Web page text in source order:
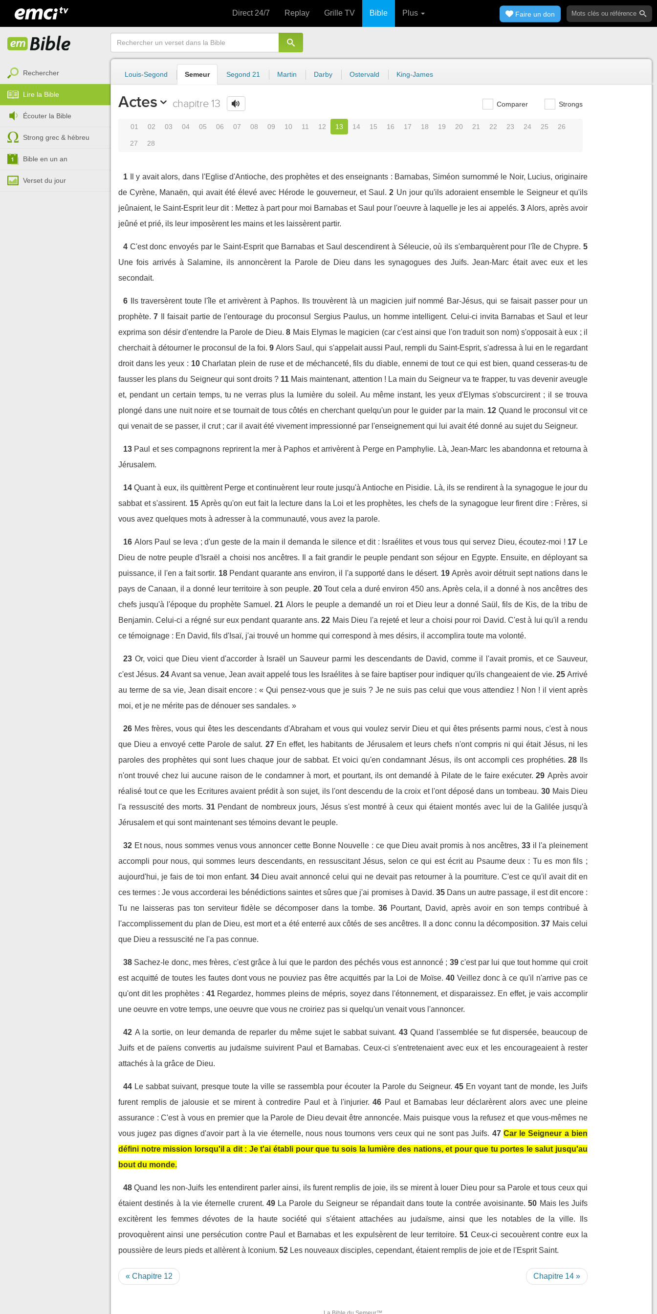
Direct 24/7 Replay Grille TV Bible Plus Faire un don
Rechercher
Lire la Bible
Écouter la Bible
Strong grec & hébreu
Bible en un an
Verset du jour
Louis-Segond Semeur Segond 21 Martin Darby Ostervald King-James
Actes chapitre 13 Comparer Strongs
01 02 03 04 05 06 07 08 09 10 11 12 13 14 15 16 17 18 19 20 21 22 23 24 25 26
27 28
1
Il y avait alors, dans l'Eglise d'Antioche, des prophètes et des enseignants : Barnabas, Siméon surnommé le Noir, Lucius, originaire
de Cyrène, Manaën, qui avait été élevé avec Hérode le gouverneur, et Saul. 2 Un jour qu'ils adoraient ensemble le Seigneur et qu'ils
jeûnaient, le Saint-Esprit leur dit : Mettez à part pour moi Barnabas et Saul pour l'oeuvre à laquelle je les ai appelés. 3 Alors, après avoir
jeûné et prié, ils leur imposèrent les mains et les laissèrent partir.
4 C'est donc envoyés par le Saint-Esprit que Barnabas et Saul descendirent à Séleucie, où ils s'embarquèrent pour l'île de Chypre. 5
Une fois arrivés à Salamine, ils annoncèrent la Parole de Dieu dans les synagogues des Juifs. Jean-Marc était avec eux et les
secondait.
6
Ils traversèrent toute l'île et arrivèrent à Paphos. Ils trouvèrent là un magicien juif nommé Bar-Jésus, qui se faisait passer pour un
prophète. 7
Il faisait partie de l'entourage du proconsul Sergius Paulus, un homme intelligent. Celui-ci invita Barnabas et Saul et leur
exprima son désir d'entendre la Parole de Dieu. 8 Mais Elymas le magicien (car c'est ainsi que l'on traduit son nom) s'opposait à eux ; il
cherchait à détourner le proconsul de la foi. 9 Alors Saul, qui s'appelait aussi Paul, rempli du Saint-Esprit, s'adressa à lui en le regardant
droit dans les yeux : 10 Charlatan plein de ruse et de méchanceté, fils du diable, ennemi de tout ce qui est bien, quand cesseras-tu de
fausser les plans du Seigneur qui sont droits ? 11 Mais maintenant, attention ! La main du Seigneur va te frapper, tu vas devenir aveugle
et, pendant un certain temps, tu ne verras plus la lumière du soleil. Au même instant, les yeux d'Elymas s'obscurcirent ; il se trouva
plongé dans une nuit noire et se tournait de tous côtés en cherchant quelqu'un pour le guider par la main. 12 Quand le proconsul vit ce
qui venait de se passer, il crut ; car il avait été vivement impressionné par l'enseignement qui lui avait été donné au sujet du Seigneur.
13 Paul et ses compagnons reprirent la mer à Paphos et arrivèrent à Perge en Pamphylie. Là, Jean-Marc les abandonna et retourna à
Jérusalem.
14 Quant à eux, ils quittèrent Perge et continuèrent leur route jusqu'à Antioche en Pisidie. Là, ils se rendirent à la synagogue le jour du
sabbat et s'assirent. 15 Après qu'on eut fait la lecture dans la Loi et les prophètes, les chefs de la synagogue leur firent dire : Frères, si
vous avez quelques mots à adresser à la communauté, vous avez la parole.
16 Alors Paul se leva ; d'un geste de la main il demanda le silence et dit : Israélites et vous tous qui servez Dieu, écoutez-moi ! 17 Le
Dieu de notre peuple d'Israël a choisi nos ancêtres. Il a fait grandir le peuple pendant son séjour en Egypte. Ensuite, en déployant sa
puissance, il l'en a fait sortir. 18 Pendant quarante ans environ, il l'a supporté dans le désert. 19 Après avoir détruit sept nations dans le
pays de Canaan, il a donné leur territoire à son peuple. 20 Tout cela a duré environ 450 ans. Après cela, il a donné à nos ancêtres des
chefs jusqu'à l'époque du prophète Samuel. 21 Alors le peuple a demandé un roi et Dieu leur a donné Saül, fils de Kis, de la tribu de
Benjamin. Celui-ci a régné sur eux pendant quarante ans. 22 Mais Dieu l'a rejeté et leur a choisi pour roi David. C'est à lui qu'il a rendu
ce témoignage : En David, fils d'Isaï, j'ai trouvé un homme qui correspond à mes désirs, il accomplira toute ma volonté.
23 Or, voici que Dieu vient d'accorder à Israël un Sauveur parmi les descendants de David, comme il l'avait promis, et ce Sauveur,
c'est Jésus. 24 Avant sa venue, Jean avait appelé tous les Israélites à se faire baptiser pour indiquer qu'ils changeaient de vie. 25 Arrivé
au terme de sa vie, Jean disait encore : « Qui pensez-vous que je suis ? Je ne suis pas celui que vous attendiez ! Non ! il vient après
moi, et je ne mérite pas de dénouer ses sandales. »
26 Mes frères, vous qui êtes les descendants d'Abraham et vous qui voulez servir Dieu et qui êtes présents parmi nous, c'est à nous
que Dieu a envoyé cette Parole de salut. 27 En effet, les habitants de Jérusalem et leurs chefs n'ont compris ni qui était Jésus, ni les
paroles des prophètes qui sont lues chaque jour de sabbat. Et voici qu'en condamnant Jésus, ils ont accompli ces prophéties. 28
Ils
n'ont trouvé chez lui aucune raison de le condamner à mort, et pourtant, ils ont demandé à Pilate de le faire exécuter. 29 Après avoir
réalisé tout ce que les Ecritures avaient prédit à son sujet, ils l'ont descendu de la croix et l'ont déposé dans un tombeau. 30 Mais Dieu
l'a ressuscité des morts. 31 Pendant de nombreux jours, Jésus s'est montré à ceux qui étaient montés avec lui de la Galilée jusqu'à
Jérusalem et qui sont maintenant ses témoins devant le peuple.
32 Et nous, nous sommes venus vous annoncer cette Bonne Nouvelle : ce que Dieu avait promis à nos ancêtres, 33 il l'a pleinement
accompli pour nous, qui sommes leurs descendants, en ressuscitant Jésus, selon ce qui est écrit au Psaume deux : Tu es mon fils ;
aujourd'hui, je fais de toi mon enfant. 34 Dieu avait annoncé celui qui ne devait pas retourner à la pourriture. C'est ce qu'il avait dit en
ces termes : Je vous accorderai les bénédictions saintes et sûres que j'ai promises à David. 35 Dans un autre passage, il est dit encore :
Tu ne laisseras pas ton serviteur fidèle se décomposer dans la tombe. 36 Pourtant, David, après avoir en son temps contribué à
l'accomplissement du plan de Dieu, est mort et a été enterré aux côtés de ses ancêtres. Il a donc connu la décomposition. 37 Mais celui
que Dieu a ressuscité ne l'a pas connue.
38 Sachez-le donc, mes frères, c'est grâce à lui que le pardon des péchés vous est annoncé ; 39 c'est par lui que tout homme qui croit
est acquitté de toutes les fautes dont vous ne pouviez pas être acquittés par la Loi de Moïse. 40 Veillez donc à ce qu'il n'arrive pas ce
qu'ont dit les prophètes : 41 Regardez, hommes pleins de mépris, soyez dans l'étonnement, et disparaissez. En effet, je vais accomplir
une oeuvre en votre temps, une oeuvre que vous ne croiriez pas si quelqu'un venait vous l'annoncer.
42 A la sortie, on leur demanda de reparler du même sujet le sabbat suivant. 43 Quand l'assemblée se fut dispersée, beaucoup de
Juifs et de païens convertis au judaïsme suivirent Paul et Barnabas. Ceux-ci s'entretenaient avec eux et les encourageaient à rester
attachés à la grâce de Dieu.
44 Le sabbat suivant, presque toute la ville se rassembla pour écouter la Parole du Seigneur. 45 En voyant tant de monde, les Juifs
furent remplis de jalousie et se mirent à contredire Paul et à l'injurier. 46 Paul et Barnabas leur déclarèrent alors avec une pleine
assurance : C'est à vous en premier que la Parole de Dieu devait être annoncée. Mais puisque vous la refusez et que vous-mêmes ne
vous jugez pas dignes d'avoir part à la vie éternelle, nous nous tournons vers ceux qui ne sont pas Juifs. 47 Car le Seigneur a bien
défini notre mission lorsqu'il a dit : Je t'ai établi pour que tu sois la lumière des nations, et pour que tu portes le salut jusqu'au
bout du monde.
48 Quand les non-Juifs les entendirent parler ainsi, ils furent remplis de joie, ils se mirent à louer Dieu pour sa Parole et tous ceux qui
étaient destinés à la vie éternelle crurent. 49 La Parole du Seigneur se répandait dans toute la contrée avoisinante. 50 Mais les Juifs
excitèrent les femmes dévotes de la haute société qui s'étaient attachées au judaïsme, ainsi que les notables de la ville. Ils
provoquèrent ainsi une persécution contre Paul et Barnabas et les expulsèrent de leur territoire. 51 Ceux-ci secouèrent contre eux la
poussière de leurs pieds et allèrent à Iconium. 52 Les nouveaux disciples, cependant, étaient remplis de joie et de l'Esprit Saint.
« Chapitre 12 Chapitre 14 »